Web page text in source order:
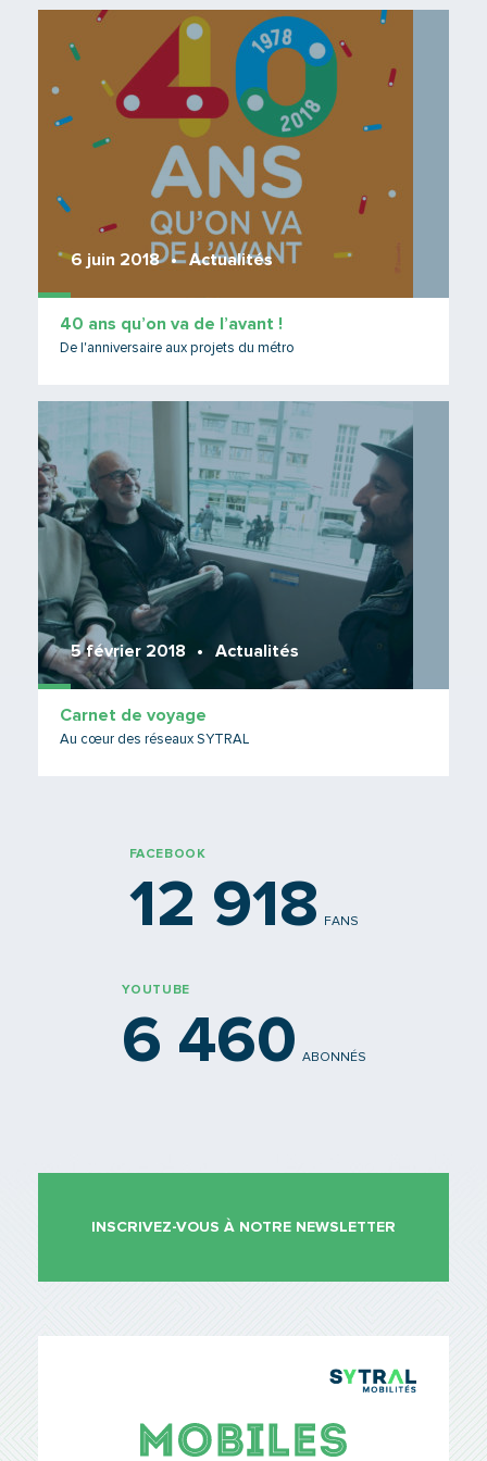
6 juin 2018 Actualités
40 ans qu’on va de l’avant !
De l'anniversaire aux projets du métro
5 février 2018 Actualités
Carnet de voyage
Au cœur des réseaux SYTRAL
FACEBOOK
12 918 FANS
YOUTUBE
6 460 ABONNÉS
INSCRIVEZ-VOUS À NOTRE NEWSLETTER